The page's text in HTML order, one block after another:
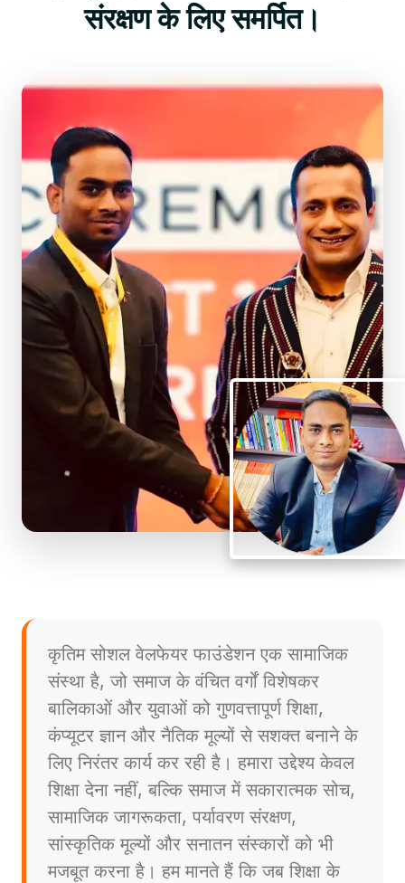
संरक्षण के लिए समर्पित।
कृतिम सोशल वेलफेयर फाउंडेशन एक सामाजिक
संस्था है, जो समाज के वंचित वर्गों विशेषकर
बालिकाओं और युवाओं को गुणवत्तापूर्ण शिक्षा,
कंप्यूटर ज्ञान और नैतिक मूल्यों से सशक्त बनाने के
लिए निरंतर कार्य कर रही है। हमारा उद्देश्य केवल
शिक्षा देना नहीं, बल्कि समाज में सकारात्मक सोच,
सामाजिक जागरूकता, पर्यावरण संरक्षण,
सांस्कृतिक मूल्यों और सनातन संस्कारों को भी
मजबूत करना है। हम मानते हैं कि जब शिक्षा के